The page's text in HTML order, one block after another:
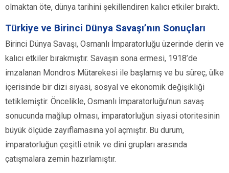
olmaktan öte, dünya tarihini şekillendiren kalıcı etkiler bıraktı.
Türkiye ve Birinci Dünya Savaşı’nın Sonuçları
Birinci Dünya Savaşı, Osmanlı İmparatorluğu üzerinde derin ve
kalıcı etkiler bırakmıştır. Savaşın sona ermesi, 1918’de
imzalanan Mondros Mütarekesi ile başlamış ve bu süreç, ülke
içerisinde bir dizi siyasi, sosyal ve ekonomik değişikliği
tetiklemiştir. Öncelikle, Osmanlı İmparatorluğu’nun savaş
sonucunda mağlup olması, imparatorluğun siyasi otoritesinin
büyük ölçüde zayıflamasına yol açmıştır. Bu durum,
imparatorluğun çeşitli etnik ve dini grupları arasında
çatışmalara zemin hazırlamıştır.